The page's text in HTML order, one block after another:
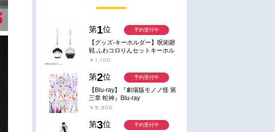
第1位
【グッズ-キーホルダー】呪術廻
戦 ふわコロりんセットキーホル
ダー【アニメイト特典付】
￥1,100
予約受付中
第2位
【Blu-ray】『劇場版モノノ怪 第
三章 蛇神』Blu-ray
￥9,900
予約受付中
第3位 予約受付中